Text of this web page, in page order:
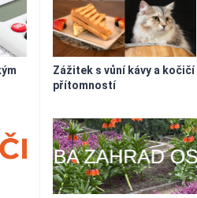
Zážitek s vůní kávy a kočičí
přítomností